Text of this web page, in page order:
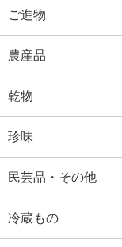
ご進物
農産品
乾物
珍味
民芸品・その他
冷蔵もの